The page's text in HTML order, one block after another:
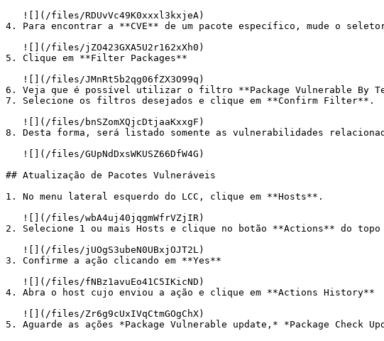
4. Para encontrar a **CVE** de um pacote específico, mude o
5. Clique em **Filter Packages**
6. Veja que é possível utilizar o filtro **Package Vulnerable By
7. Selecione os filtros desejados e clique em **Confirm Filter**.
8. Desta forma, será listado somente as vulnerabilidades
## Atualização de Pacotes Vulneráveis
1. No menu lateral esquerdo do LCC, clique em **Hosts**.
2. Selecione 1 ou mais Hosts e clique no botão **Actions** do topo
3. Confirme a ação clicando em **Yes**
4. Abra o host cujo enviou a ação e clique em **Actions History**
5. Aguarde as ações *Package Vulnerable update,* *Package Check